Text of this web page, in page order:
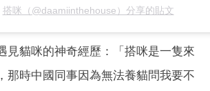
搭咪（@daamiinthehouse）分享的貼文
見貓咪的神奇經歷：「搭咪是一隻來
那時中國同事因為無法養貓問我要不